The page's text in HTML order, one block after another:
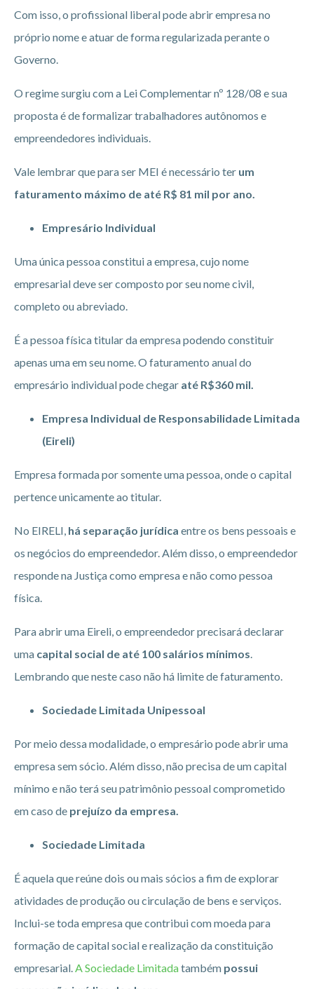
Com isso, o profissional liberal pode abrir empresa no
próprio nome e atuar de forma regularizada perante o
Governo.
O regime surgiu com a Lei Complementar nº 128/08 e sua
proposta é de formalizar trabalhadores autônomos e
empreendedores individuais.
Vale lembrar que para ser MEI é necessário ter um
faturamento máximo de até R$ 81 mil por ano.
Empresário Individual
Uma única pessoa constitui a empresa, cujo nome
empresarial deve ser composto por seu nome civil,
completo ou abreviado.
É a pessoa física titular da empresa podendo constituir
apenas uma em seu nome. O faturamento anual do
empresário individual pode chegar até R$360 mil.
Empresa Individual de Responsabilidade Limitada
(Eireli)
Empresa formada por somente uma pessoa, onde o capital
pertence unicamente ao titular.
No EIRELI, há separação jurídica entre os bens pessoais e
os negócios do empreendedor. Além disso, o empreendedor
responde na Justiça como empresa e não como pessoa
física.
Para abrir uma Eireli, o empreendedor precisará declarar
uma capital social de até 100 salários mínimos
Lembrando que neste caso não há limite de faturamento.
Sociedade Limitada Unipessoal
Por meio dessa modalidade, o empresário pode abrir uma
empresa sem sócio. Além disso, não precisa de um capital
mínimo e não terá seu patrimônio pessoal comprometido
em caso de prejuízo da empresa.
Sociedade Limitada
É aquela que reúne dois ou mais sócios a fim de explorar
atividades de produção ou circulação de bens e serviços.
Inclui-se toda empresa que contribui com moeda para
formação de capital social e realização da constituição
empresarial. A Sociedade Limitadatambém possui